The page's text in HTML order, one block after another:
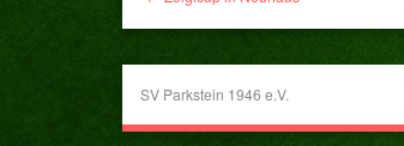
SV Parkstein 1946 e.V.